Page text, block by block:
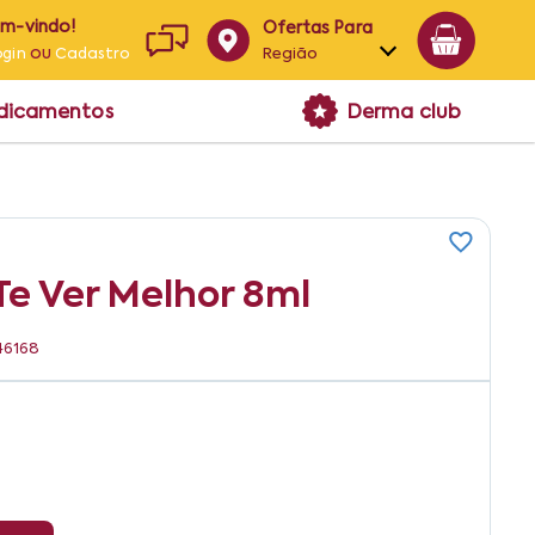
vindo!
ouCadastro
Ofertas Para
Região
Alagoas
Derma club
Ver Melhor 8ml